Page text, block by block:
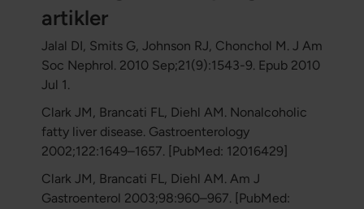
artikler
Jalal DI, Smits G, Johnson RJ, Chonchol M. J Am
Soc Nephrol. 2010 Sep;21(9):1543-9. Epub 2010
Jul 1.
Clark JM, Brancati FL, Diehl AM. Nonalcoholic
fatty liver disease. Gastroenterology
2002;122:1649–1657. [PubMed: 12016429]
Clark JM, Brancati FL, Diehl AM. Am J
Gastroenterol 2003;98:960–967. [PubMed: